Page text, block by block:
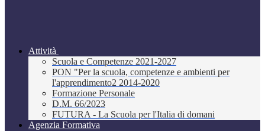
Attività
Scuola e Competenze 2021-2027
PON "Per la scuola, competenze e ambienti per
l'apprendimento2 2014-2020
Formazione Personale
D.M. 66/2023
FUTURA - La Scuola per l'Italia di domani
Agenzia Formativa